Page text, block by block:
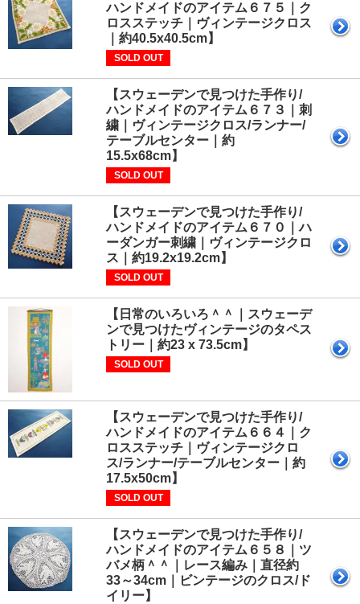
ハンドメイドのアイテム６７５｜ク
ロスステッチ｜ヴィンテージクロス
｜約40.5x40.5cm】
SOLD OUT
【スウェーデンで見つけた手作り/
ハンドメイドのアイテム６７３｜刺
繍｜ヴィンテージクロス/ランナー/
テーブルセンター｜約
15.5x68cm】
SOLD OUT
【スウェーデンで見つけた手作り/
ハンドメイドのアイテム６７０｜ハ
ーダンガー刺繍｜ヴィンテージクロ
ス｜約19.2x19.2cm】
SOLD OUT
【日常のいろいろ＾＾｜スウェーデ
ンで見つけたヴィンテージのタペス
トリー｜約23 x 73.5cm】
SOLD OUT
【スウェーデンで見つけた手作り/
ハンドメイドのアイテム６６４｜ク
ロスステッチ｜ヴィンテージクロ
ス/ランナー/テーブルセンター｜約
17.5x50cm】
SOLD OUT
【スウェーデンで見つけた手作り/
ハンドメイドのアイテム６５８｜ツ
バメ柄＾＾｜レース編み｜直径約
33～34cm｜ビンテージのクロス/ド
イリー】